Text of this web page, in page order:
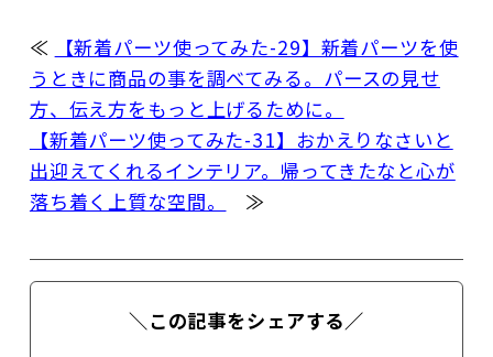
≪
【新着パーツ使ってみた-29】新着パーツを使
うときに商品の事を調べてみる。パースの見せ
方、伝え方をもっと上げるために。
【新着パーツ使ってみた-31】おかえりなさいと
出迎えてくれるインテリア。帰ってきたなと心が
落ち着く上質な空間。
≫
＼この記事をシェアする／